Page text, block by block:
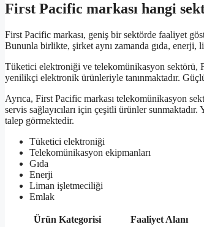
First Pacific markası hangi
First Pacific markası, geniş bir sektörde faaliyet
Bununla birlikte, şirket aynı zamanda gıda,
Tüketici elektroniği ve telekomünikasyon sektörü,
yenilikçi elektronik ürünleriyle tanınmaktadır.
Ayrıca, First Pacific markası telekomünikasyon
servis sağlayıcıları için çeşitli ürünler
talep görmektedir.
Tüketici elektroniği
Telekomünikasyon ekipmanları
Gıda
Enerji
Liman işletmeciliği
Emlak
Ürün Kategorisi
Faaliyet Alanı